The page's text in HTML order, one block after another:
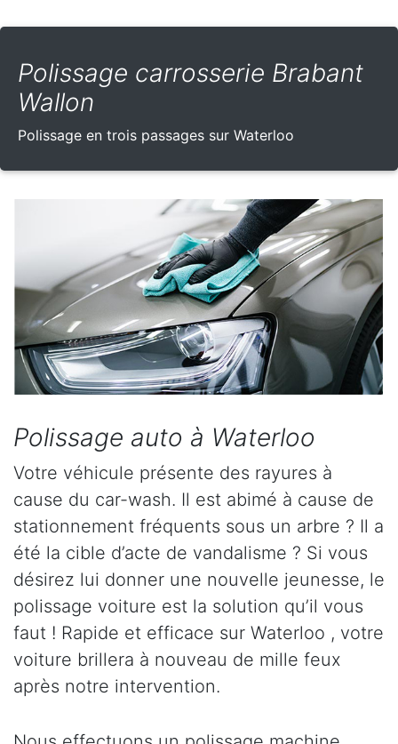
Polissage carrosserie Brabant
Wallon
Polissage en trois passages sur Waterloo
Polissage auto à Waterloo
Votre véhicule présente des rayures à
cause du car-wash. Il est abimé à cause de
stationnement fréquents sous un arbre ? Il a
été la cible d’acte de vandalisme ? Si vous
désirez lui donner une nouvelle jeunesse, le
polissage voiture est la solution qu’il vous
faut ! Rapide et efficace sur Waterloo , votre
voiture brillera à nouveau de mille feux
après notre intervention.